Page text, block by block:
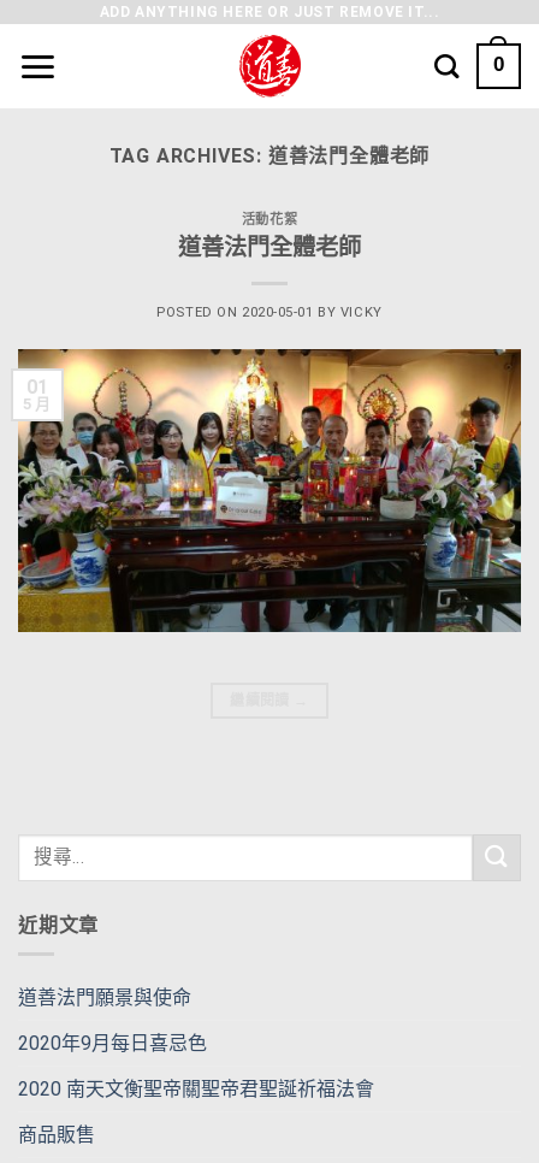
ADD ANYTHING HERE OR JUST REMOVE IT...
0
TAG ARCHIVES: 道善法門全體老師
活動花絮
道善法門全體老師
POSTED ON 2020-05-01 BY VICKY
01
5 月
近期文章
道善法門願景與使命
2020年9月每日喜忌色
2020 南天文衡聖帝關聖帝君聖誕祈福法會
商品販售